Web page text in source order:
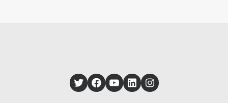
Twitter Facebook YouTube LinkedIn Instagram